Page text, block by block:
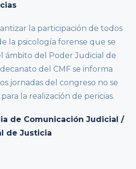
la participación de todos
la psicología forense que se
ámbito del Poder Judicial de
del CMF se informa
jornadas del congreso no se
la realización de pericias.
de Comunicación Judicial /
de Justicia